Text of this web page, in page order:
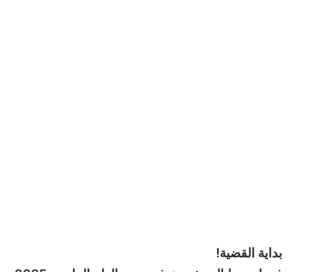
بداية القضية!